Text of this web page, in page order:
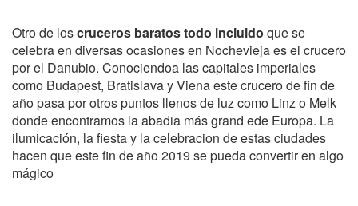
Otro de loscruceros baratos todo incluido que se
celebra en diversas ocasiones en Nochevieja es el crucero
por el Danubio. Conociendoa las capitales imperiales
como Budapest, Bratislava y Viena este crucero de fin de
año pasa por otros puntos llenos de luz como Linz o Melk
donde encontramos la abadia más grand ede Europa. La
ilumicación, la fiesta y la celebracion de estas ciudades
hacen que este fin de año 2019 se pueda convertir en algo
mágico